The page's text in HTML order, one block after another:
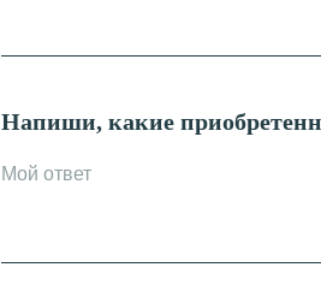
Напиши, какие